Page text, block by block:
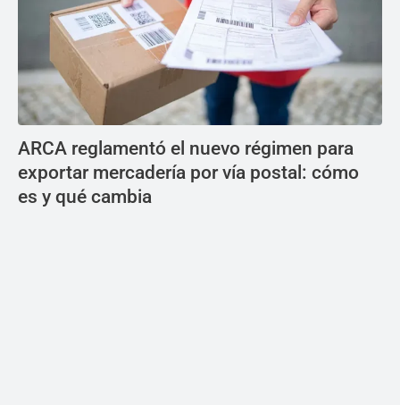
ARCA reglamentó el nuevo régimen para
exportar mercadería por vía postal: cómo
es y qué cambia